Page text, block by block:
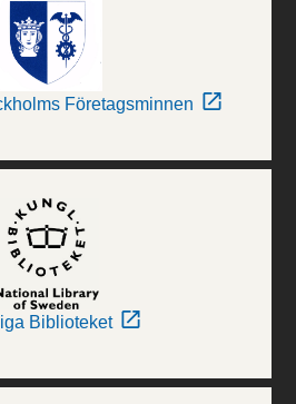
Företagsminnen
Biblioteket